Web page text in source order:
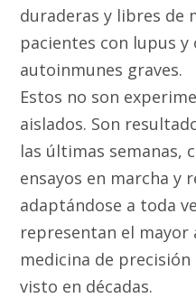
duraderas y libres de
pacientes con lupus
autoinmunes graves.
Estos no son
aislados. Son
las últimas semanas,
ensayos en marcha y
adaptándose a toda
representan el mayor
medicina de
visto en décadas.